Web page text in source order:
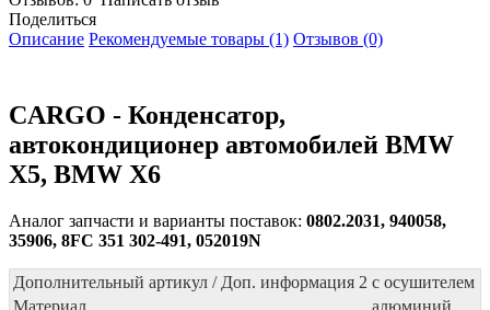
Поделиться
Описание Рекомендуемые товары (1) Отзывов (0)
CARGO - Конденсатор,
автокондиционер автомобилей BMW
X5, BMW X6
Аналог запчасти и варианты поставок: 0802.2031, 940058,
35906, 8FC 351 302-491, 052019N
Дополнительный артикул / Доп. информация 2 с осушителем
Материал
алюминий